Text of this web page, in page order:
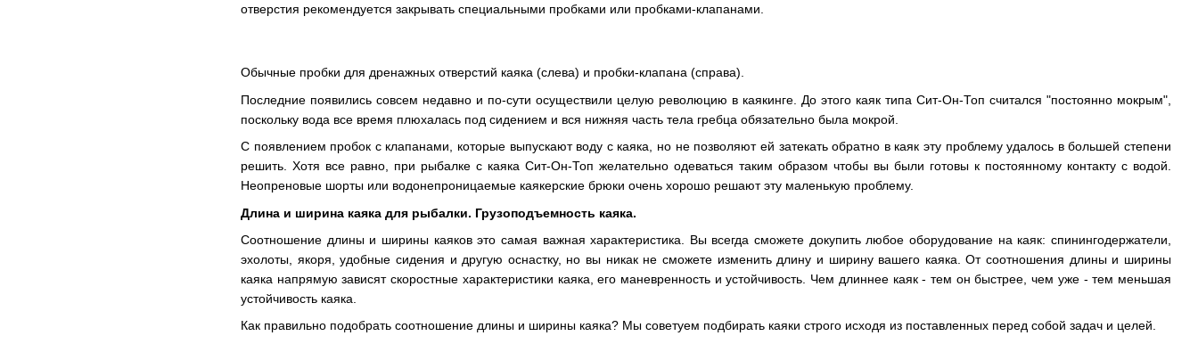
отверстия рекомендуется закрывать специальными пробками или пробками-клапанами.
Обычные пробки для дренажных отверстий каяка (слева) и пробки-клапана (справа).
Последние появились совсем недавно и по-сути осуществили целую революцию в каякинге. До этого каяк типа Сит-Он-Топ считался "постоянно мокрым",
поскольку вода все время плюхалась под сидением и вся нижняя часть тела гребца обязательно была мокрой.
С появлением пробок с клапанами, которые выпускают воду с каяка, но не позволяют ей затекать обратно в каяк эту проблему удалось в большей степени
решить. Хотя все равно, при рыбалке с каяка Сит-Он-Топ желательно одеваться таким образом чтобы вы были готовы к постоянному контакту с водой.
Неопреновые шорты или водонепроницаемые каякерские брюки очень хорошо решают эту маленькую проблему.
Длина и ширина каяка для рыбалки. Грузоподъемность каяка.
Соотношение длины и ширины каяков это самая важная характеристика. Вы всегда сможете докупить любое оборудование на каяк: спинингодержатели,
эхолоты, якоря, удобные сидения и другую оснастку, но вы никак не сможете изменить длину и ширину вашего каяка. От соотношения длины и ширины
каяка напрямую зависят скоростные характеристики каяка, его маневренность и устойчивость. Чем длиннее каяк - тем он быстрее, чем уже - тем меньшая
устойчивость каяка.
Как правильно подобрать соотношение длины и ширины каяка? Мы советуем подбирать каяки строго исходя из поставленных перед собой задач и целей.